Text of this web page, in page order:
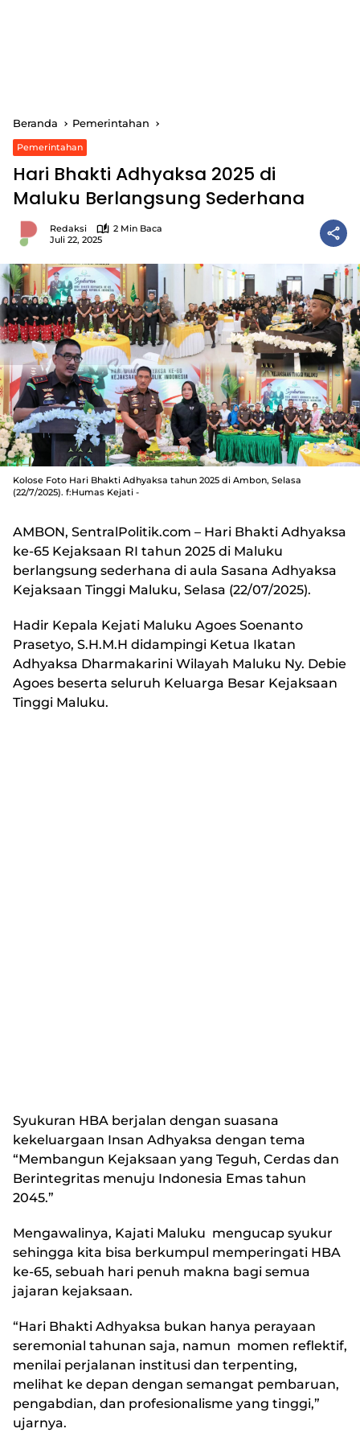
Beranda Pemerintahan
Pemerintahan
Hari Bhakti Adhyaksa 2025 di
Maluku Berlangsung Sederhana
Redaksi
2 Min Baca
Juli 22, 2025
Kolose Foto Hari Bhakti Adhyaksa tahun 2025 di Ambon, Selasa
(22/7/2025). f:Humas Kejati -
AMBON, SentralPolitik.com – Hari Bhakti Adhyaksa
ke-65 Kejaksaan RI tahun 2025 di Maluku
berlangsung sederhana di aula Sasana Adhyaksa
Kejaksaan Tinggi Maluku, Selasa (22/07/2025).
Hadir Kepala Kejati Maluku Agoes Soenanto
Prasetyo, S.H.M.H didampingi Ketua Ikatan
Adhyaksa Dharmakarini Wilayah Maluku Ny. Debie
Agoes beserta seluruh Keluarga Besar Kejaksaan
Tinggi Maluku.
Syukuran HBA berjalan dengan suasana
kekeluargaan Insan Adhyaksa dengan tema
“Membangun Kejaksaan yang Teguh, Cerdas dan
Berintegritas menuju Indonesia Emas tahun
2045.”
Mengawalinya, Kajati Maluku mengucap syukur
sehingga kita bisa berkumpul memperingati HBA
ke-65, sebuah hari penuh makna bagi semua
jajaran kejaksaan.
“Hari Bhakti Adhyaksa bukan hanya perayaan
seremonial tahunan saja, namun momen reflektif,
menilai perjalanan institusi dan terpenting,
melihat ke depan dengan semangat pembaruan,
pengabdian, dan profesionalisme yang tinggi,”
ujarnya.